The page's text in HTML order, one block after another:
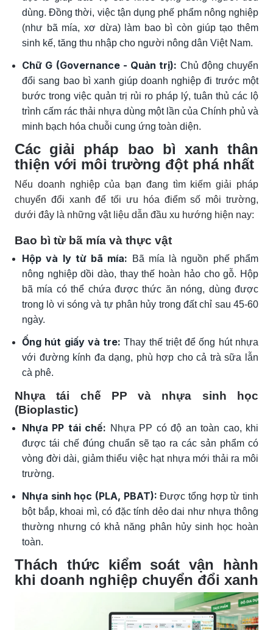
dùng. Đồng thời, việc tận dụng phế phẩm nông nghiệp
(như bã mía, xơ dừa) làm bao bì còn giúp tạo thêm
sinh kế, tăng thu nhập cho người nông dân Việt Nam.
Chữ G (Governance - Quản trị): Chủ động chuyển
đổi sang bao bì xanh giúp doanh nghiệp đi trước một
bước trong việc quản trị rủi ro pháp lý, tuân thủ các lộ
trình cấm rác thải nhựa dùng một lần của Chính phủ và
minh bạch hóa chuỗi cung ứng toàn diện.
Các giải pháp bao bì xanh thân
thiện với môi trường đột phá nhất
Nếu doanh nghiệp của bạn đang tìm kiếm giải pháp
chuyển đổi xanh để tối ưu hóa điểm số môi trường,
dưới đây là những vật liệu dẫn đầu xu hướng hiện nay:
Bao bì từ bã mía và thực vật
Hộp và ly từ bã mía: Bã mía là nguồn phế phẩm
nông nghiệp dồi dào, thay thế hoàn hảo cho gỗ. Hộp
bã mía có thể chứa được thức ăn nóng, dùng được
trong lò vi sóng và tự phân hủy trong đất chỉ sau 45-60
ngày.
Ống hút giấy và tre: Thay thế triệt để ống hút nhựa
với đường kính đa dạng, phù hợp cho cả trà sữa lẫn
cà phê.
Nhựa tái chế PP và nhựa sinh học
(Bioplastic)
Nhựa PP tái chế: Nhựa PP có độ an toàn cao, khi
được tái chế đúng chuẩn sẽ tạo ra các sản phẩm có
vòng đời dài, giảm thiểu việc hạt nhựa mới thải ra môi
trường.
Nhựa sinh học (PLA, PBAT): Được tổng hợp từ tinh
bột bắp, khoai mì, có đặc tính dẻo dai như nhựa thông
thường nhưng có khả năng phân hủy sinh học hoàn
toàn.
Thách thức kiểm soát vận hành
khi doanh nghiệp chuyển đổi xanh